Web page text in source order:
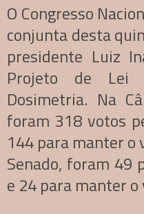
O Congresso
conjunta desta
presidente Luiz
Projeto de
Dosimetria. Na
foram 318 votos
144 para manter o
Senado, foram 49
e 24 para manter o